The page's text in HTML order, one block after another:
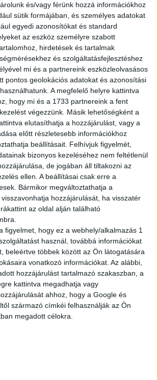
és/vagy férünk hozzá információkhoz
sütik formájában, és személyes adatokat
egyedi azonosítókat és standard
az eszköz személyre szabott
hirdetések és tartalmak
és szolgáltatásfejlesztéshez
mi és a partnereink eszközleolvasásos
pontos geolokációs adatokat és azonosítási
A megfelelő helyre kattintva
hogy mi és a 1733 partnereink a fent
végezzünk. Másik lehetőségként a
elutasíthatja a hozzájárulást, vagy a
előtt részletesebb információkhoz
beállításait. Felhívjuk figyelmét,
bizonyos kezeléséhez nem feltétlenül
de jogában áll tiltakozni az
ellen. A beállításai csak erre a
Bármikor megváltoztathatja a
hozzájárulását, ha visszatér
az oldal alján található
figyelmet, hogy ez a webhely/alkalmazás 1
használ, továbbá információkat
beleértve többek között az Ön látogatására
vonatkozó információkat. Az alábbi,
hozzájárulást tartalmazó szakaszban, a
kattintva megadhatja vagy
ahhoz, hogy a Google és
származó címkéi felhasználják az Ön
megadott célokra.
szintű angol nyelvtudás
munkavégzés hétköznap és
műszakokban minimum
VAN?
SZABINA
20-468-8523